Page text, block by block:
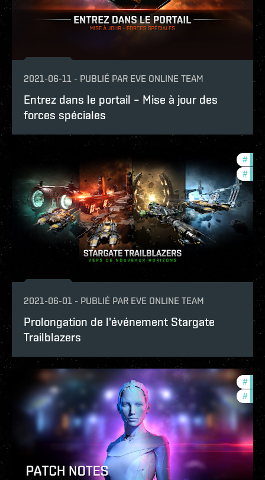
2021-06-11 - PUBLIÉ PAR EVE ONLINE TEAM
Entrez dans le portail – Mise à jour des
forces spéciales
#
#
2021-06-01 - PUBLIÉ PAR EVE ONLINE TEAM
Prolongation de l'événement Stargate
Trailblazers
#
#